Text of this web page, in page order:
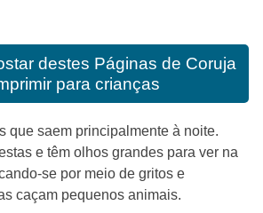
destes Páginas de Coruja
para crianças
que saem principalmente à noite.
e têm olhos grandes para ver na
se por meio de gritos e
caçam pequenos animais.